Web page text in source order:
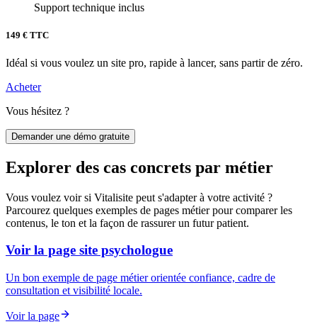
Support technique inclus
149 € TTC
Idéal si vous voulez un site pro, rapide à lancer, sans partir de zéro.
Acheter
Vous hésitez ?
Demander une démo gratuite
Explorer des cas concrets par métier
Vous voulez voir si Vitalisite peut s'adapter à votre activité ?
Parcourez quelques exemples de pages métier pour comparer les
contenus, le ton et la façon de rassurer un futur patient.
Voir la page site psychologue
Un bon exemple de page métier orientée confiance, cadre de
consultation et visibilité locale.
Voir la page